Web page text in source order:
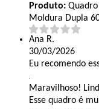
Produto:
Moldura Dupla
Ana R.
30/03/2026
Eu recomendo
Maravilhoso!
Esse quadro é